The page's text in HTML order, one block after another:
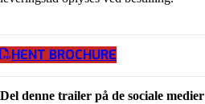
HENT BROCHURE
Del denne trailer på de sociale medier